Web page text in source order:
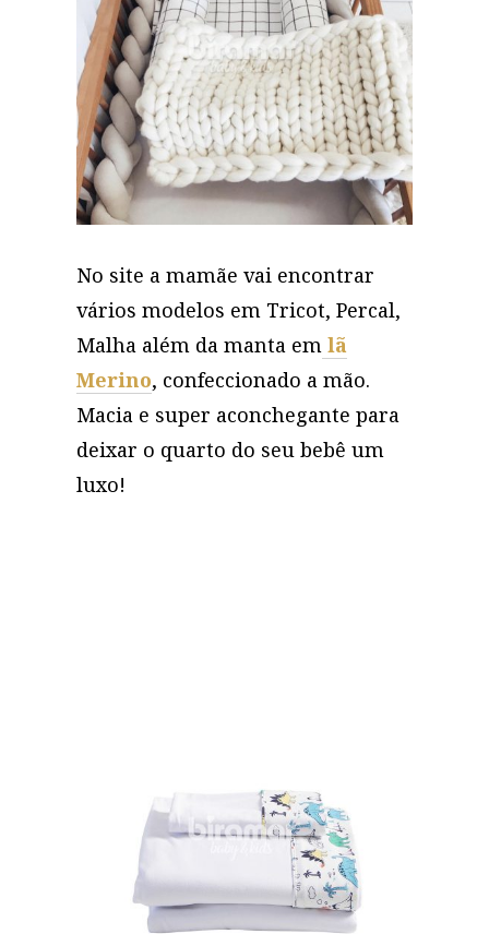
No site a mamãe vai encontrar
vários modelos em Tricot, Percal,
Malha além da manta em lã
Merino, confeccionado a mão.
Macia e super aconchegante para
deixar o quarto do seu bebê um
luxo!